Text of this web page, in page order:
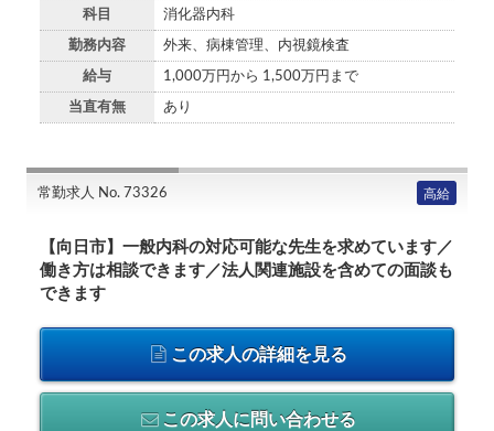
科目 消化器内科
勤務内容 外来、病棟管理、内視鏡検査
給与 1,000万円から 1,500万円まで
当直有無 あり
常勤求人 No. 73326 高給
【向日市】一般内科の対応可能な先生を求めています／
働き方は相談できます／法人関連施設を含めての面談も
できます
この求人の詳細を見る
この求人に問い合わせる